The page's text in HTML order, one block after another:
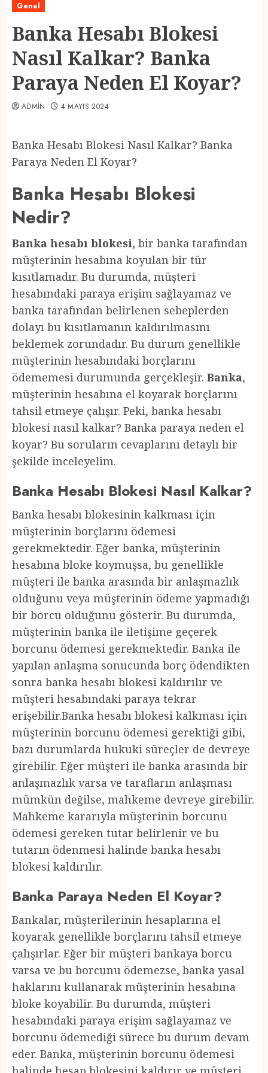
Genel
Banka Hesabı Blokesi
Nasıl Kalkar? Banka
Paraya Neden El Koyar?
ADMIN 4 MAYIS 2024
Banka Hesabı Blokesi Nasıl Kalkar? Banka
Paraya Neden El Koyar?
Banka Hesabı Blokesi
Nedir?
Banka hesabı blokesi, bir banka tarafından
müşterinin hesabına koyulan bir tür
kısıtlamadır. Bu durumda, müşteri
hesabındaki paraya erişim sağlayamaz ve
banka tarafından belirlenen sebeplerden
dolayı bu kısıtlamanın kaldırılmasını
beklemek zorundadır. Bu durum genellikle
müşterinin hesabındaki borçlarını
ödememesi durumunda gerçekleşir. Banka,
müşterinin hesabına el koyarak borçlarını
tahsil etmeye çalışır. Peki, banka hesabı
blokesi nasıl kalkar? Banka paraya neden el
koyar? Bu soruların cevaplarını detaylı bir
şekilde inceleyelim.
Banka Hesabı Blokesi Nasıl Kalkar?
Banka hesabı blokesinin kalkması için
müşterinin borçlarını ödemesi
gerekmektedir. Eğer banka, müşterinin
hesabına bloke koymuşsa, bu genellikle
müşteri ile banka arasında bir anlaşmazlık
olduğunu veya müşterinin ödeme yapmadığı
bir borcu olduğunu gösterir. Bu durumda,
müşterinin banka ile iletişime geçerek
borcunu ödemesi gerekmektedir. Banka ile
yapılan anlaşma sonucunda borç ödendikten
sonra banka hesabı blokesi kaldırılır ve
müşteri hesabındaki paraya tekrar
erişebilir.Banka hesabı blokesi kalkması için
müşterinin borcunu ödemesi gerektiği gibi,
bazı durumlarda hukuki süreçler de devreye
girebilir. Eğer müşteri ile banka arasında bir
anlaşmazlık varsa ve tarafların anlaşması
mümkün değilse, mahkeme devreye girebilir.
Mahkeme kararıyla müşterinin borcunu
ödemesi gereken tutar belirlenir ve bu
tutarın ödenmesi halinde banka hesabı
blokesi kaldırılır.
Banka Paraya Neden El Koyar?
Bankalar, müşterilerinin hesaplarına el
koyarak genellikle borçlarını tahsil etmeye
çalışırlar. Eğer bir müşteri bankaya borcu
varsa ve bu borcunu ödemezse, banka yasal
haklarını kullanarak müşterinin hesabına
bloke koyabilir. Bu durumda, müşteri
hesabındaki paraya erişim sağlayamaz ve
borcunu ödemediği sürece bu durum devam
eder. Banka, müşterinin borcunu ödemesi